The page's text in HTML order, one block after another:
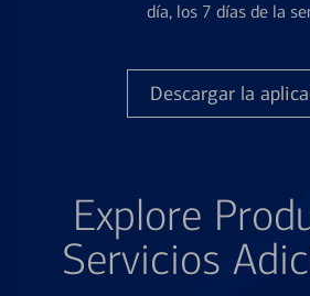
día, los 7 días de la
Descargar la
Explore
Servicios